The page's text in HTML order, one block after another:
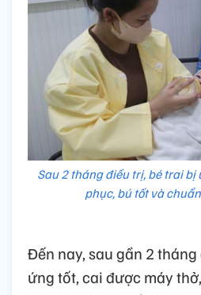
Sau 2 tháng điều trị, bé trai bị
phục, bú tốt và
Đến nay, sau gần 2
ứng tốt, cai được máy